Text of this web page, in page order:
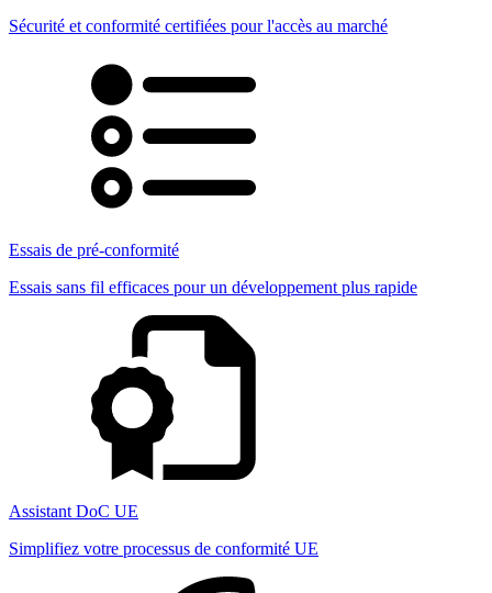
Sécurité et conformité certifiées pour l'accès au marché
Essais de pré-conformité
Essais sans fil efficaces pour un développement plus rapide
Assistant DoC UE
Simplifiez votre processus de conformité UE